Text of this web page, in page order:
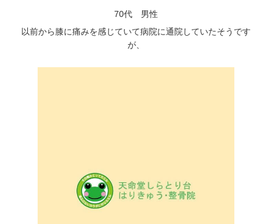
70代 男性
以前から膝に痛みを感じていて病院に通院していたそうです
が、